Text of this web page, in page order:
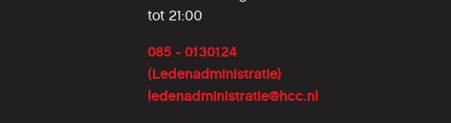
tot 21:00
085 - 0130124
(Ledenadministratie)
ledenadministratie@hcc.nl